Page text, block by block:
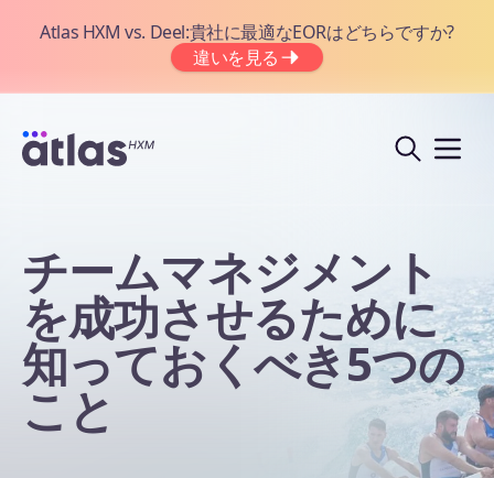
Atlas HXM vs. Deel:貴社に最適なEORはどちらですか?
違いを見る
チームマネジメント
を成功させるために
知っておくべき5つの
こと